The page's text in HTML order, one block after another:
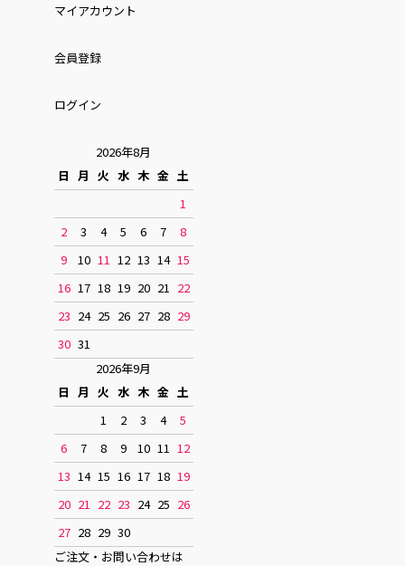
マイアカウント
会員登録
ログイン
2026年8月
日 月 火 水 木 金 土
1
2
3 4 5 6 7
8
9
10 11 12 13 14 15
16 17 18 19 20 21 22
23 24 25 26 27 28 29
30 31
2026年9月
日 月 火 水 木 金 土
1
2 3 4
5
6
7 8 9 10 11 12
13 14 15 16 17 18 19
20 21 22 23 24 25 26
27 28 29 30
ご注文・お問い合わせは